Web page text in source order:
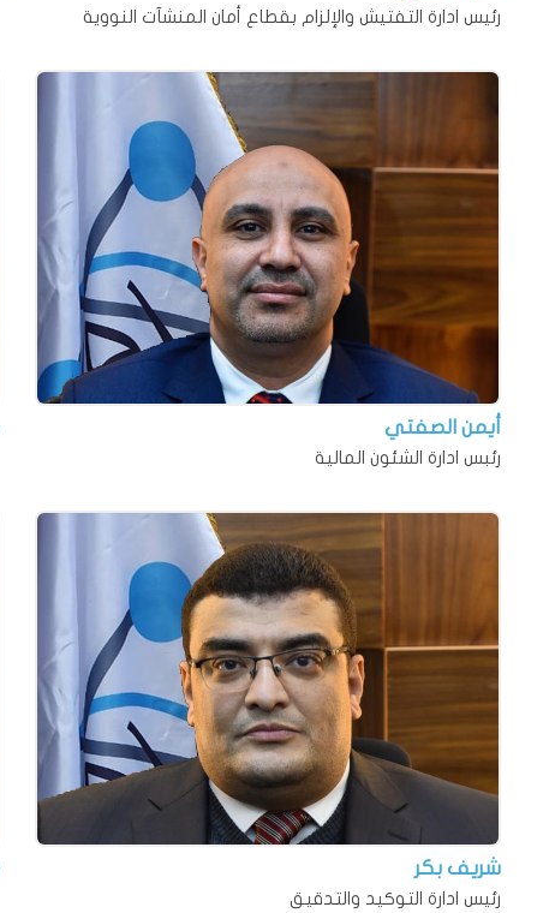
رئيس ادارة التفتيش والإلزام بقطاع أمان المنشآت النووية
أيمن الصفتي
رئبس ادارة الشئون المالية
شريف بكر
رئيس ادارة التوكيد والتدقيق